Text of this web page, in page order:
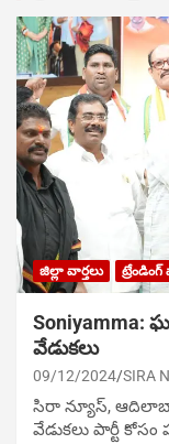
జిల్లా వార్తలు ట్రేండింగ్
వేడుక‌లు
09/12/2024 SIRA
సిరా న్యూస్,
వేడుక‌లు పార్టీ